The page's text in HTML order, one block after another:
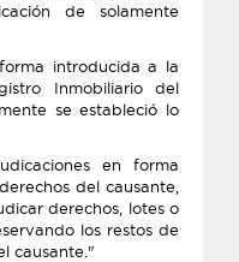
de solamente
introducida a la
Inmobiliario del
se estableció lo
en forma
del causante,
derechos, lotes o
los restos de
causante."